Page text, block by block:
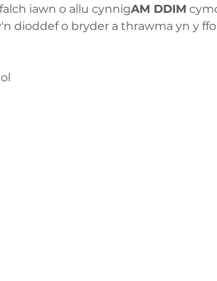
iawn o allu cynnigAM DDIM
dioddef o bryder a thrawma yn y